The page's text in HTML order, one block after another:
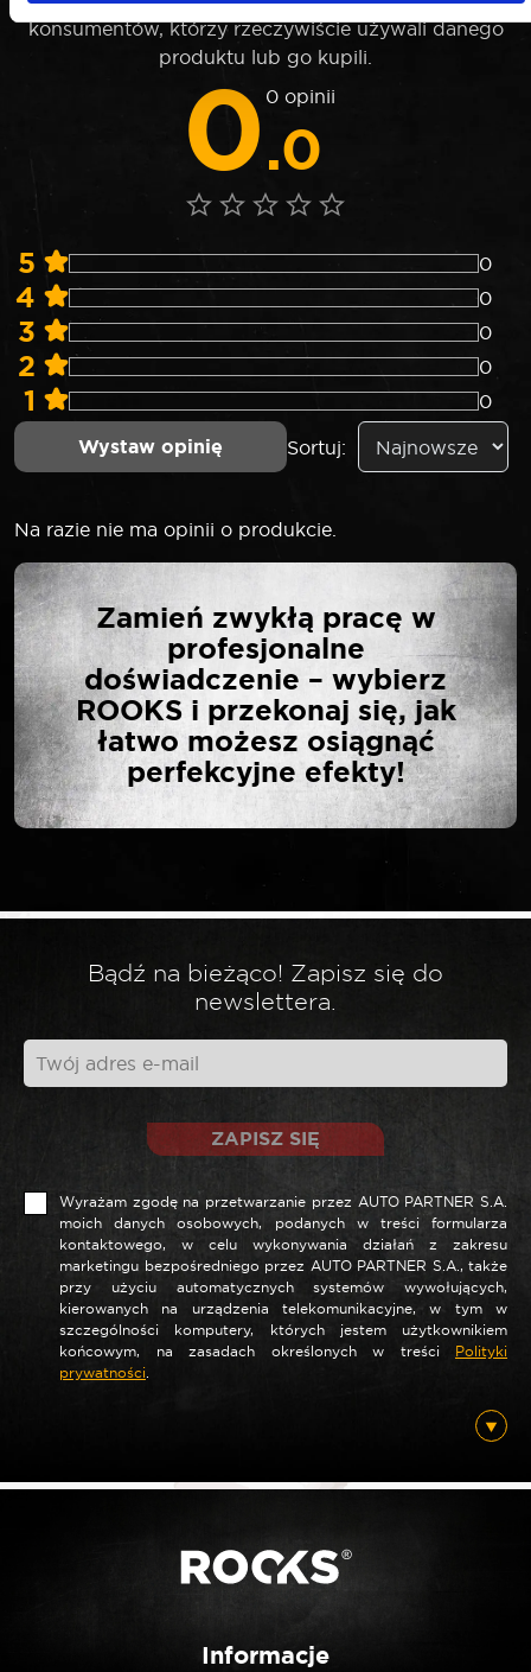
konsumentów, którzy rzeczywiście używali danego
produktu lub go kupili.
0.0
0 opinii
5 0
4 0
3 0
2 0
1 0
Wystaw opinię Sortuj:
Na razie nie ma opinii o produkcie.
NAPISZ PIERWSZĄ
OPINIĘ O „ROOKS PIŁA
DO METALU BI-METAL
305 MM ALUMINIUM”
Twój adres email nie zostanie opublikowany.
Wymagane pola są oznaczone
*
Twoja opinia*
Nazwa *
E-mail*
Zamień zwykłą pracę w
profesjonalne
doświadczenie – wybierz
ROOKS i przekonaj się, jak
łatwo możesz osiągnąć
perfekcyjne efekty!
Bądź na bieżąco! Zapisz się do
newslettera.
ZAPISZ SIĘ
Wyrażam zgodę na przetwarzanie przez AUTO PARTNER S.A.
moich danych osobowych, podanych w treści formularza
kontaktowego, w celu wykonywania działań z zakresu
marketingu bezpośredniego przez AUTO PARTNER S.A., także
przy użyciu automatycznych systemów wywołujących,
kierowanych na urządzenia telekomunikacyjne, w tym w
szczególności komputery, których jestem użytkownikiem
końcowym, na zasadach określonych w treści Polityki
prywatności.
Informacje